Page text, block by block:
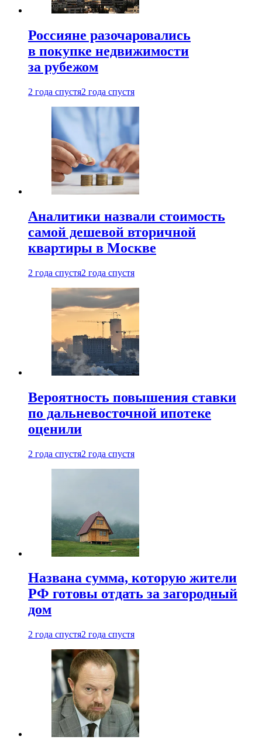
Россияне разочаровались
в покупке недвижимости
за рубежом
2 года спустя2 года спустя
Аналитики назвали стоимость
самой дешевой вторичной
квартиры в Москве
2 года спустя2 года спустя
Вероятность повышения ставки
по дальневосточной ипотеке
оценили
2 года спустя2 года спустя
Названа сумма, которую жители
РФ готовы отдать за загородный
дом
2 года спустя2 года спустя